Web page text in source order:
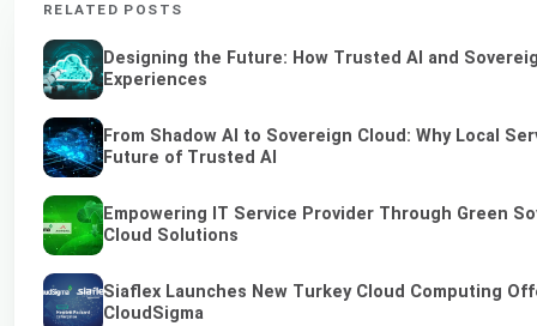
RELATED POSTS
Designing the Future: How Trusted AI and
Experiences
From Shadow AI to Sovereign Cloud: Why Local
Future of Trusted AI
Empowering IT Service Provider Through Green
Cloud Solutions
Siaflex Launches New Turkey Cloud Computing
CloudSigma